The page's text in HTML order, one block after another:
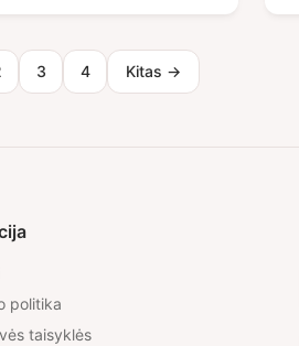
3 4 Kitas →
politika
taisyklės